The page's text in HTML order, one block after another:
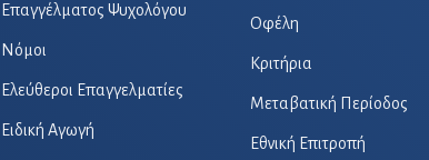
Επαγγέλματος Ψυχολόγου
Νόμοι
Ελεύθεροι Επαγγελματίες
Ειδική Αγωγή
Οφέλη
Κριτήρια
Μεταβατική Περίοδος
Εθνική Επιτροπή